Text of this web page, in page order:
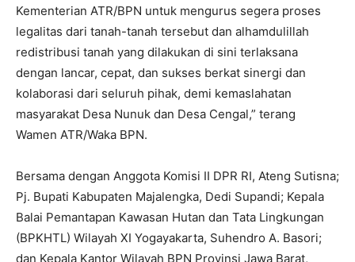
Kementerian ATR/BPN untuk mengurus segera proses
legalitas dari tanah-tanah tersebut dan alhamdulillah
redistribusi tanah yang dilakukan di sini terlaksana
dengan lancar, cepat, dan sukses berkat sinergi dan
kolaborasi dari seluruh pihak, demi kemaslahatan
masyarakat Desa Nunuk dan Desa Cengal,” terang
Wamen ATR/Waka BPN.
Bersama dengan Anggota Komisi II DPR RI, Ateng Sutisna;
Pj. Bupati Kabupaten Majalengka, Dedi Supandi; Kepala
Balai Pemantapan Kawasan Hutan dan Tata Lingkungan
(BPKHTL) Wilayah XI Yogayakarta, Suhendro A. Basori;
dan Kepala Kantor Wilayah BPN Provinsi Jawa Barat,